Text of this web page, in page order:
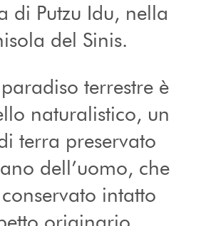
di Putzu Idu, nella
del Sinis.
terrestre è
naturalistico, un
terra preservato
dell’uomo, che
intatto